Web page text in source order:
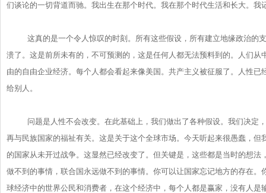
们谈论的一切背道而驰。我出生在那个时代。 我在那个时代生活和长大。我
这真的是一个令人惊叹的时刻。所有这些假设， 所有建立地缘政治的
溃了。 这是前所未有的，不可预测的，这是任何人都无法预料到的。
人们从
由的自由企业经济。 每个人都会看起来像美国。共产主义被征服了。人性已
给别人。
问题是人性不会改变。在此基础上，我们做出了各种假设。我们决定
再与民族国家的福祉有关。这是关于这个全球市场。 今天听起来很愚蠢，但
的国家从未开过战争。这显然已经改变了。 但关键是，这些都是当时的想法
做不到的事情，联合国永远做不到的事情。 你可以让国家忘记地方的存在。
球经济中的世界公民和消费者， 在这个经济中，每个人都是赢家，没有人是